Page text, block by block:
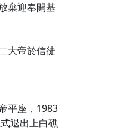
棄迎奉開基
大帝於信徒
平座，1983
退出上白礁